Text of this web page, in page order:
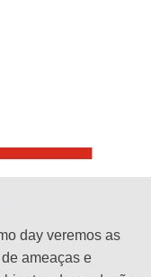
day veremos as
ameaças e